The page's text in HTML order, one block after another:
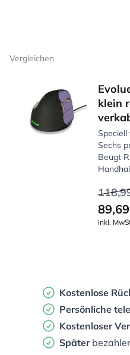
Vergleichen
klein
Sechs
Beugt
89,69
Inkl.
Kostenlose
Persönliche
Kostenloser
Später